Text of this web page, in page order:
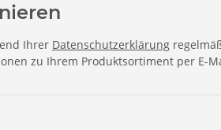
Ihrer Datenschutzerklärung
zu Ihrem Produktsortiment per E-